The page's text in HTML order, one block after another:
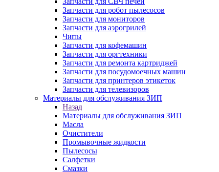
Запчасти для робот пылесосов
Запчасти для мониторов
Запчасти для аэрогрилей
Чипы
Запчасти для кофемашин
Запчасти для оргтехники
Запчасти для ремонта картриджей
Запчасти для посудомоечных машин
Запчасти для принтеров этикеток
Запчасти для телевизоров
Материалы для обслуживания ЗИП
Назад
Материалы для обслуживания ЗИП
Масла
Очистители
Промывочные жидкости
Пылесосы
Салфетки
Смазки